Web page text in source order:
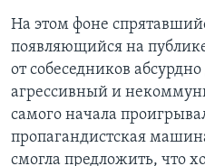
На этом фоне
появляющийся на
от собеседников
агрессивный и
самого начала
пропагандистская
смогла предложить, что